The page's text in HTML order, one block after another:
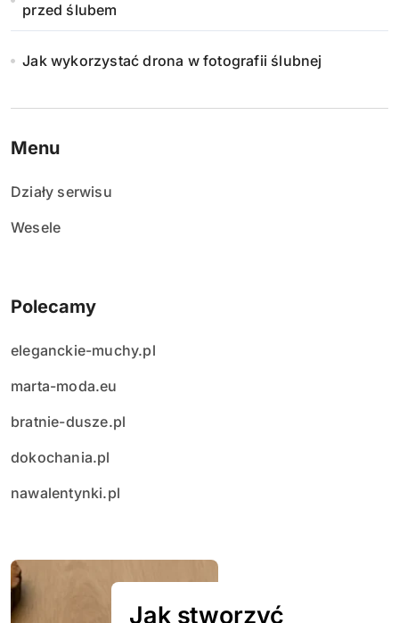
przed ślubem
Jak wykorzystać drona w fotografii ślubnej
Menu
Działy serwisu
Wesele
Polecamy
eleganckie-muchy.pl
marta-moda.eu
bratnie-dusze.pl
dokochania.pl
nawalentynki.pl
Jak stworzyć